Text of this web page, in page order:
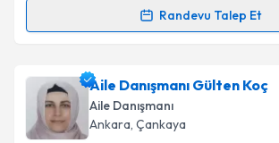
'ni okudum ve kişisel
kapsamda işlenmesini kabul
Takvim Talebini
Randevu Talep Et
Randevu Takvimi Talebi
Aile Danışmanı Şule Akçay Elçiniçin
takvimi talebi oluşturun. Size bu
almanız için bir takvim hazırlandığında
bilgilendireceğiz.
Aile Danışmanı Gülten Koç
Aile Danışmanı
Ankara, Çankaya